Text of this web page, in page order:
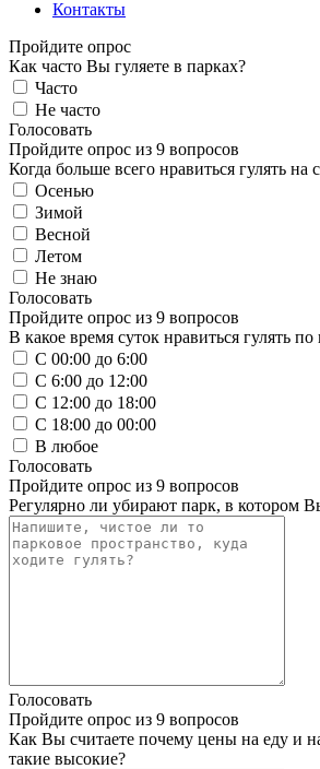
Контакты
Пройдите опрос
Как часто Вы гуляете в парках?
Часто
Не часто
Голосовать
Пройдите опрос из 9 вопросов
Когда больше всего нравиться гулять на
Осенью
Зимой
Весной
Летом
Не знаю
Голосовать
Пройдите опрос из 9 вопросов
В какое время суток нравиться гулять по
С 00:00 до 6:00
С 6:00 до 12:00
С 12:00 до 18:00
С 18:00 до 00:00
В любое
Голосовать
Пройдите опрос из 9 вопросов
Регулярно ли убирают парк, в котором
Голосовать
Пройдите опрос из 9 вопросов
Как Вы считаете почему цены на еду и
такие высокие?